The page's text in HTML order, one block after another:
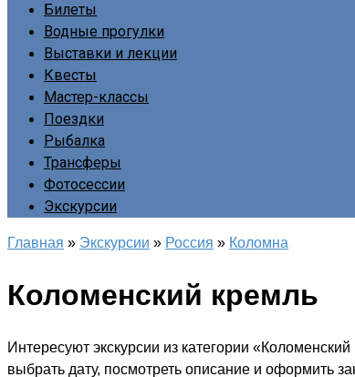
Билеты
Водные прогулки
Выставки и лекции
Квесты
Мастер-классы
Поездки
Рыбалка
Трансферы
Фотосессии
Экскурсии
Главная » Экскурсии » Россия » Коломна
Коломенский кремль
Интересуют экскурсии из категории
выбрать дату, посмотреть описание и оформить